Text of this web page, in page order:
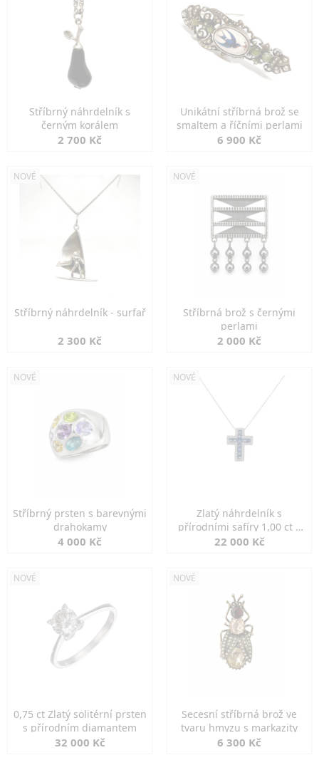
Stříbrný náhrdelník s
černým korálem
2 700 Kč
Unikátní stříbrná brož se
smaltem a říčními perlami
6 900 Kč
NOVÉ
Stříbrný náhrdelník - surfař
2 300 Kč
NOVÉ
Stříbrná brož s černými
perlami
2 000 Kč
NOVÉ
Stříbrný prsten s barevnými
drahokamy
4 000 Kč
NOVÉ
Zlatý náhrdelník s
přírodními safíry 1,00 ct a
diamanty
22 000 Kč
NOVÉ
0,75 ct Zlatý solitérní prsten
s přírodním diamantem
32 000 Kč
NOVÉ
Secesní stříbrná brož ve
tvaru hmyzu s markazity
6 300 Kč